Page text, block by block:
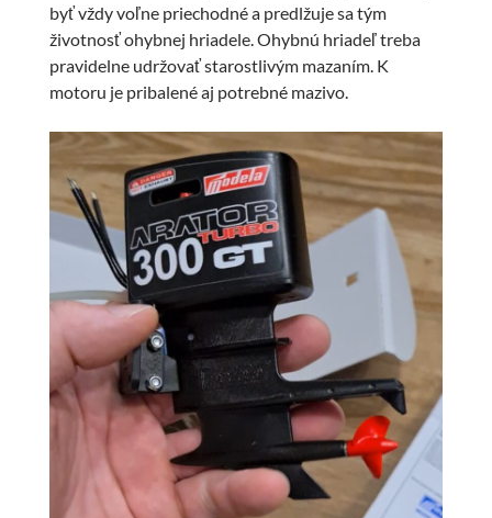
byť vždy voľne priechodné a predlžuje sa tým
životnosť ohybnej hriadele. Ohybnú hriadeľ treba
pravidelne udržovať starostlivým mazaním. K
motoru je pribalené aj potrebné mazivo.